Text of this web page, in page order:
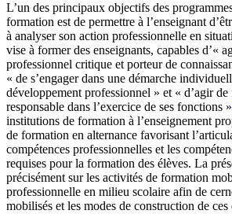
L’un des principaux objectifs des
formation est de permettre à l’enseignant
à analyser son action professionnelle en
vise à former des enseignants, capables d’«
professionnel critique et porteur de
« de s’engager dans une démarche
développement professionnel » et « d’agir
responsable dans l’exercice de ses fonctions »
institutions de formation à l’enseignement
de formation en alternance favorisant
compétences professionnelles et les
requises pour la formation des élèves. La
précisément sur les activités de formation
professionnelle en milieu scolaire afin de
mobilisés et les modes de construction de ces